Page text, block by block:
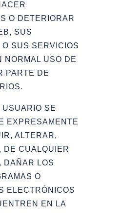
O DETERIORAR
SUS
SUS SERVICIOS
NORMAL USO DE
PARTE DE
USUARIO SE
EXPRESAMENTE
ALTERAR,
DE CUALQUIER
DAÑAR LOS
O
ELECTRÓNICOS
EN LA